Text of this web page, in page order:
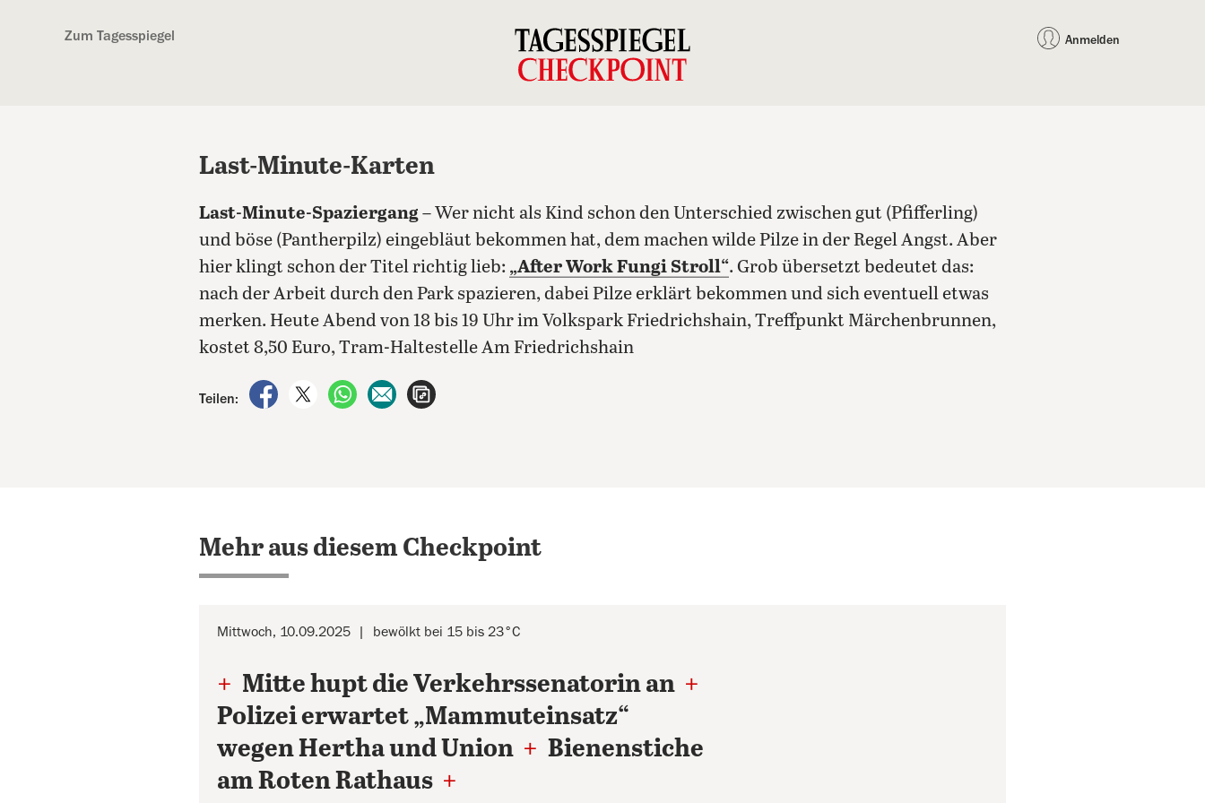
Zum Tagesspiegel Anmelden
Last-Minute-Karten
Last-Minute-Spaziergang – Wer nicht als Kind schon den Unterschied zwischen gut (Pfifferling)
und böse (Pantherpilz) eingebläut bekommen hat, dem machen wilde Pilze in der Regel Angst. Aber
hier klingt schon der Titel richtig lieb: „After Work Fungi Stroll“. Grob übersetzt bedeutet das:
nach der Arbeit durch den Park spazieren, dabei Pilze erklärt bekommen und sich eventuell etwas
merken. Heute Abend von 18 bis 19 Uhr im Volkspark Friedrichshain, Treffpunkt Märchenbrunnen,
kostet 8,50 Euro, Tram-Haltestelle Am Friedrichshain
Teilen:
auf Facebook teilen
auf X teilenper WhatsApp teilen
per E-Mail teilen
Mehr aus diesem Checkpoint
Mittwoch, 10.09.2025 bewölkt bei 15 bis 23°C
+ Mitte hupt die Verkehrssenatorin an +
Polizei erwartet „Mammuteinsatz“
wegen Hertha und Union + Bienenstiche
am Roten Rathaus +